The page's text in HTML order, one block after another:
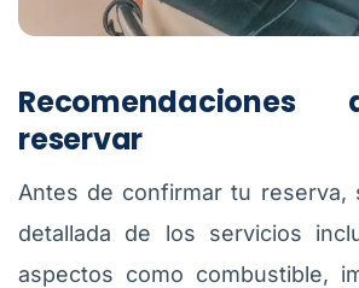
reservar
Antes de confirmar tu reserva,
detallada de los servicios
aspectos como combustible,